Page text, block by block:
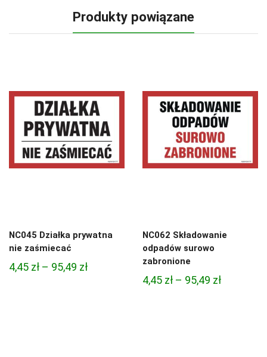
Produkty powiązane
NC045 Działka prywatna
nie zaśmiecać
4,45 zł – 95,49 złZakres
NC062 Składowanie
odpadów surowo
zabronione
4,45 zł – 95,49 złZakres